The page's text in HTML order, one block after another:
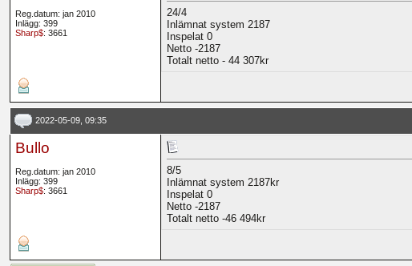
Reg.datum: jan 2010
Inlägg: 399
Sharp$: 3661
24/4
Inlämnat system 2187
Inspelat 0
Netto -2187
Totalt netto - 44 307kr
2022-05-09, 09:35
Bullo
Reg.datum: jan 2010
Inlägg: 399
Sharp$: 3661
8/5
Inlämnat system 2187kr
Inspelat 0
Netto -2187
Totalt netto -46 494kr